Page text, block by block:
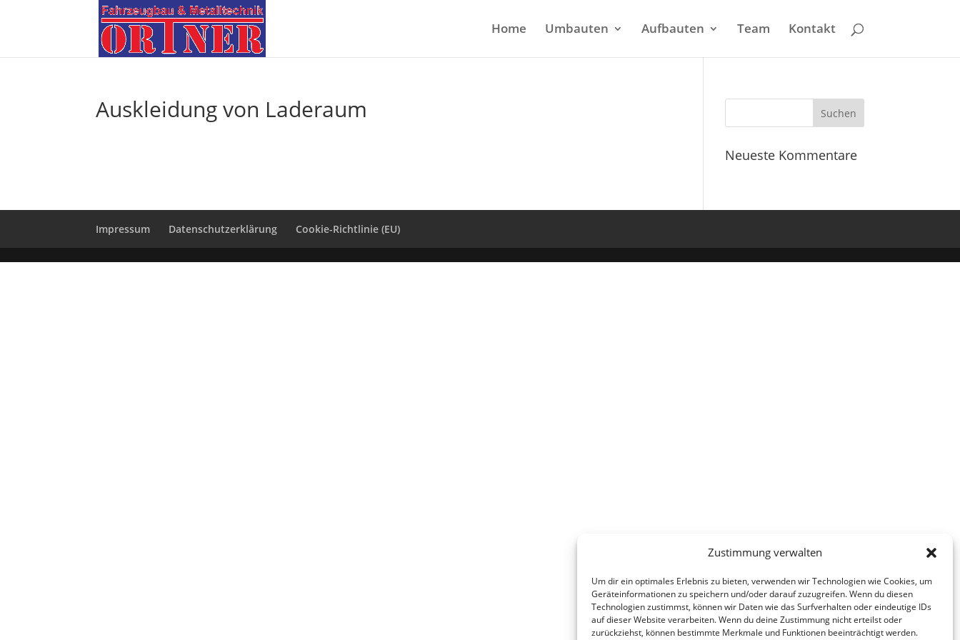
Zustimmung verwalten
Um dir ein optimales Erlebnis zu bieten, verwenden wir Technologien wie Cookies, um
Geräteinformationen zu speichern und/oder darauf zuzugreifen. Wenn du diesen
Technologien zustimmst, können wir Daten wie das Surfverhalten oder eindeutige IDs
auf dieser Website verarbeiten. Wenn du deine Zustimmung nicht erteilst oder
zurückziehst, können bestimmte Merkmale und Funktionen beeinträchtigt werden.
Home Umbauten Aufbauten Team Kontakt
Auskleidung von Laderaum
Neueste Kommentare
Impressum Datenschutzerklärung Cookie-Richtlinie (EU)